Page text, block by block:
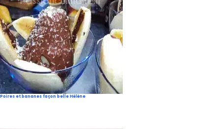
Poires et bananes façon belle Hélène